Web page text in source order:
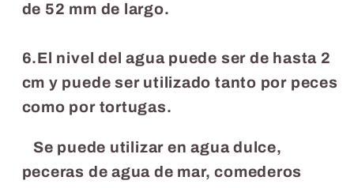
de 52 mm de largo.
6.El nivel del agua puede ser de hasta 2
cm y puede ser utilizado tanto por peces
como por tortugas.
Se puede utilizar en agua dulce,
peceras de agua de mar, comederos